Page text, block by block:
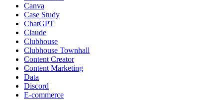
Canva
Case Study
ChatGPT
Claude
Clubhouse
Clubhouse Townhall
Content Creator
Content Marketing
Data
Discord
E-commerce